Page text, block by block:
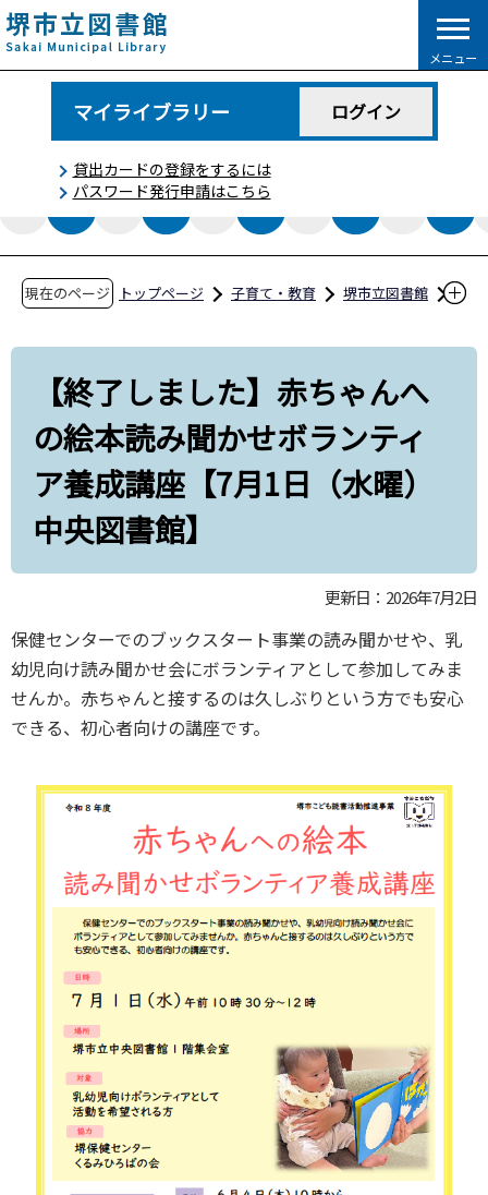
こ
の
ペ
で
メニュー
マイライブラリー ログイン
貸出カードの登録をするには
パスワード発行申請はこちら
現在のページ トップページ 子育て・教育
堺市立図書館
ボランティア養成講座【7月1日（水曜）中央図
書館】
【終了しました】赤ちゃんへ
の絵本読み聞かせボランティ
ア養成講座【7月1日（水曜）
中央図書館】
更新日：2026年7月2日
保健センターでのブックスタート事業の読み聞かせや、乳
幼児向け読み聞かせ会にボランティアとして参加してみま
せんか。赤ちゃんと接するのは久しぶりという方でも安心
できる、初心者向けの講座です。